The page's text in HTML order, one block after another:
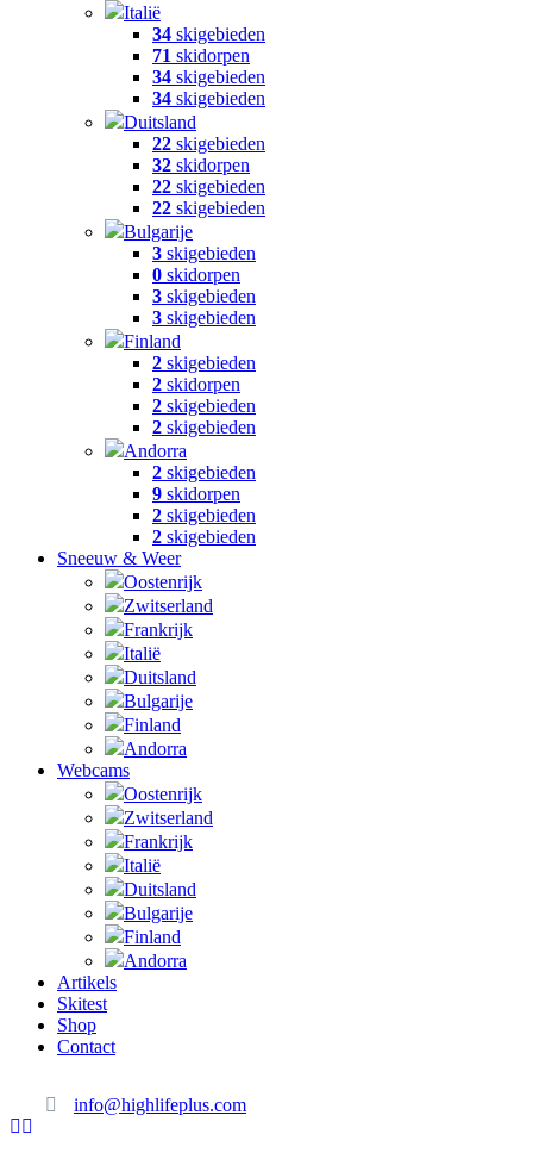
Italië
34 skigebieden
71 skidorpen
34 skigebieden
34 skigebieden
Duitsland
22 skigebieden
32 skidorpen
22 skigebieden
22 skigebieden
Bulgarije
3 skigebieden
0 skidorpen
3 skigebieden
3 skigebieden
Finland
2 skigebieden
2 skidorpen
2 skigebieden
2 skigebieden
Andorra
2 skigebieden
9 skidorpen
2 skigebieden
2 skigebieden
Sneeuw & Weer
Oostenrijk
Zwitserland
Frankrijk
Italië
Duitsland
Bulgarije
Finland
Andorra
Webcams
Oostenrijk
Zwitserland
Frankrijk
Italië
Duitsland
Bulgarije
Finland
Andorra
Artikels
Skitest
Shop
Contact
info@highlifeplus.com